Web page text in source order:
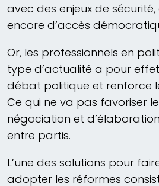
avec des enjeux de
encore d’accès
Or, les professionnels en
type d’actualité a pour effet
débat politique et renforce
Ce qui ne va pas favoriser
négociation et
entre partis.
L’une des solutions pour
adopter les réformes